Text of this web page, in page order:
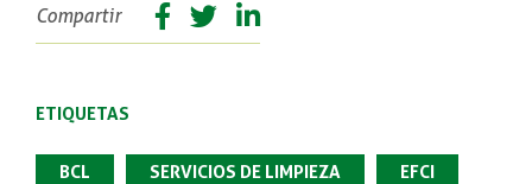
Compartir
Facebook
share
Twitter
Linkedin
ETIQUETAS
BCL SERVICIOS DE LIMPIEZA EFCI